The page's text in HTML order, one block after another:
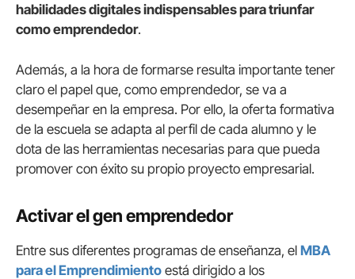
habilidades digitales indispensables para triunfar
como emprendedor.
Además, a la hora de formarse resulta importante tener
claro el papel que, como emprendedor, se va a
desempeñar en la empresa. Por ello, la oferta formativa
de la escuela se adapta al perfil de cada alumno y le
dota de las herramientas necesarias para que pueda
promover con éxito su propio proyecto empresarial.
Activar el gen emprendedor
Entre sus diferentes programas de enseñanza, el MBA
para el Emprendimiento está dirigido a los